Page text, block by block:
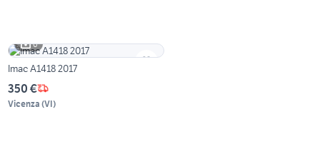
6
Imac A1418 2017
350 €
Vicenza (VI)